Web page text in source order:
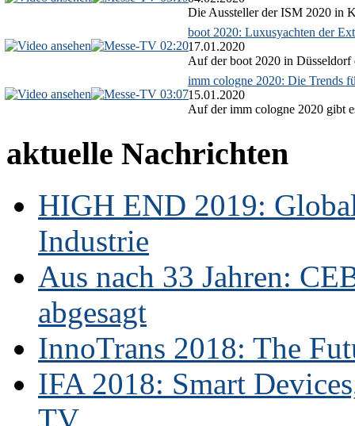
Die Aussteller der ISM 2020 in
02:20
boot 2020: Luxusyachten der
17.01.2020
Auf der boot 2020 in Düsseldorf
03:07
imm cologne 2020: Die Trends
15.01.2020
Auf der imm cologne 2020 gibt
aktuelle Nachrichten
HIGH END 2019:
Industrie
Aus nach 33 Jahren:
abgesagt
InnoTrans 2018: The
IFA 2018: Smart